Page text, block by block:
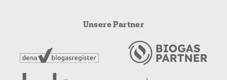
Unsere Partner